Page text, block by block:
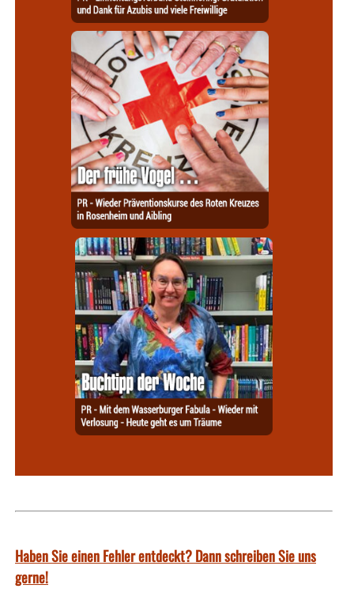
Haben Sie einen Fehler entdeckt? Dann schreiben Sie uns
gerne!